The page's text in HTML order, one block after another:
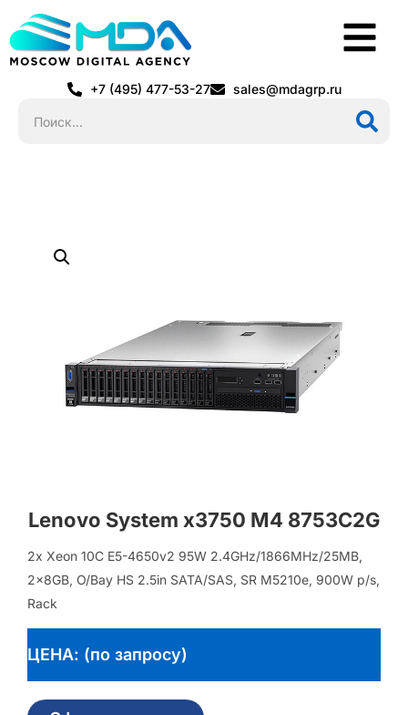
+7 (495) 477-53-27 sales@mdagrp.ru
Lenovo System x3750 M4 8753C2G
2x Xeon 10C E5-4650v2 95W 2.4GHz/1866MHz/25MB,
2x8GB, O/Bay HS 2.5in SATA/SAS, SR M5210e, 900W p/s,
Rack
ЦЕНА: (по запросу)